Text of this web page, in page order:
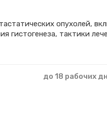
опухолей,
гистогенеза, тактики
до 18 рабочих